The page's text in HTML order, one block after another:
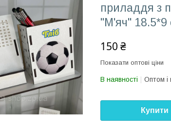
приладдя з
"М'яч" 18.5*9
150 ₴
Показати оптові ціни
В наявності Оптом і
Купити